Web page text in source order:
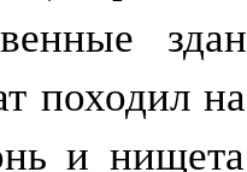
походил
и